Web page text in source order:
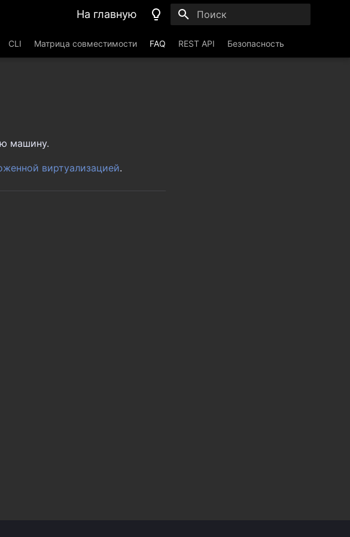
На главную
CLI Матрица совместимости FAQ REST API Безопасность
машину.
виртуализацией.